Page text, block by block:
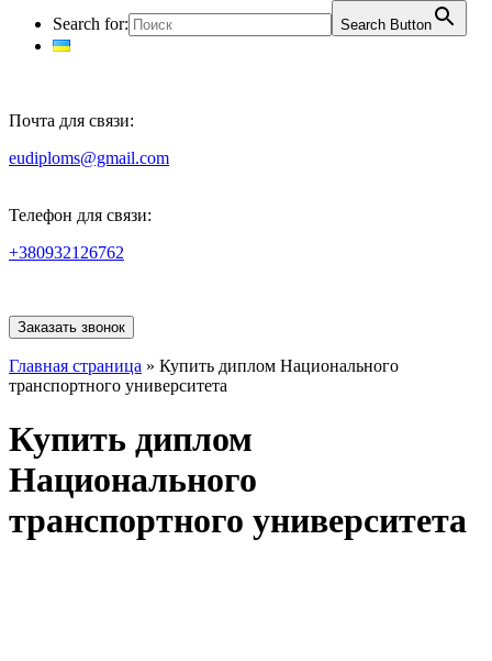
Search for:
Search Button
Почта для связи:
eudiploms@gmail.com
Телефон для связи:
+380932126762
Заказать звонок
Главная страница » Купить диплом Национального
транспортного университета
Купить диплом
Национального
транспортного университета